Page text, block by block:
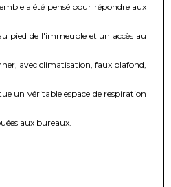
a été pensé pour répondre aux
pied de l'immeuble et un accès au
avec climatisation, faux plafond,
un véritable espace de respiration
aux bureaux.